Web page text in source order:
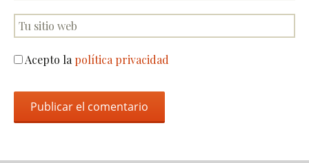
Acepto la política privacidad